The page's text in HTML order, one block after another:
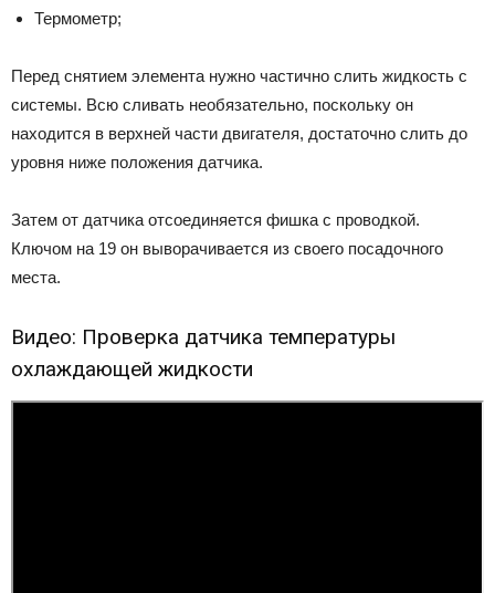
Термометр;
Перед снятием элемента нужно частично слить жидкость с
системы. Всю сливать необязательно, поскольку он
находится в верхней части двигателя, достаточно слить до
уровня ниже положения датчика.
Затем от датчика отсоединяется фишка с проводкой.
Ключом на 19 он выворачивается из своего посадочного
места.
Видео: Проверка датчика температуры
охлаждающей жидкости